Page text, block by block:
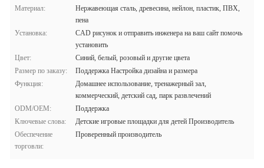
Материал:
Нержавеющая сталь, древесина, нейлон, пластик, ПВХ,
пена
Установка:
CAD рисунок и отправить инженера на ваш сайт помочь
установить
Цвет:
Синий, белый, розовый и другие цвета
Размер по заказу:
Поддержка Настройка дизайна и размера
Функция:
Домашнее использование, тренажерный зал,
коммерческий, детский сад, парк развлечений
ODM/OEM:
Поддержка
Ключевые слова:
Детские игровые площадки для детей Производитель
Обеспечение
торговли:
Проверенный производитель